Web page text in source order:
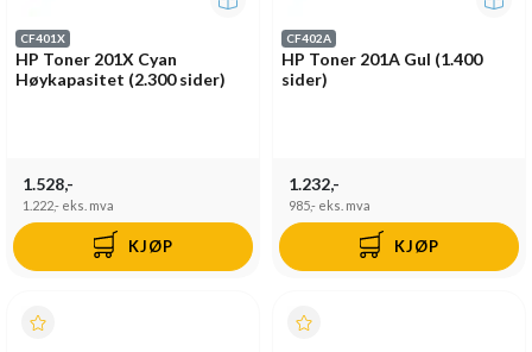
CF401X
HP Toner 201X Cyan
Høykapasitet (2.300 sider)
1.528,-
1.222,- eks. mva
KJØP
CF402A
HP Toner 201A Gul (1.400
sider)
1.232,-
985,- eks. mva
KJØP